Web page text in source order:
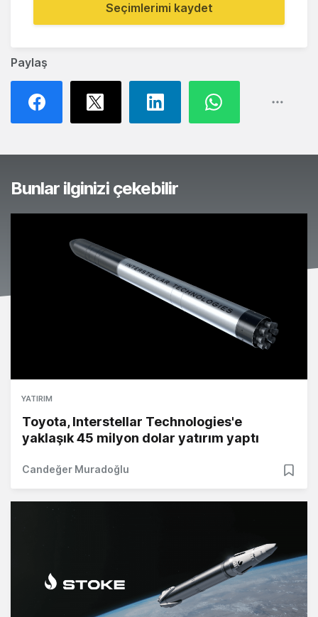
Paylaş
Seçimlerimi kaydet
Bunlar ilginizi çekebilir
YATIRIM
Toyota, Interstellar Technologies'e
yaklaşık 45 milyon dolar yatırım yaptı
Candeğer Muradoğlu